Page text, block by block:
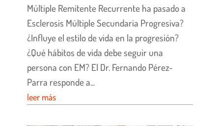
Múltiple Remitente Recurrente ha pasado a
Esclerosis Múltiple Secundaria Progresiva?
¿Influye el estilo de vida en la progresión?
¿Qué hábitos de vida debe seguir una
persona con EM? El Dr. Fernando Pérez-
Parra responde a...
leer más